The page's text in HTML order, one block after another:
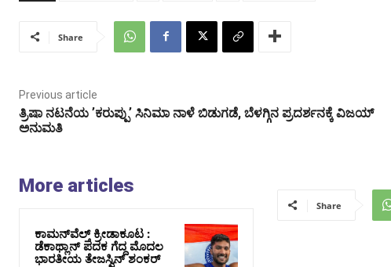
Share
Previous article
ತ್ರಿಷಾ ನಟನೆಯ ʼಕರುಪ್ಪುʼ ಸಿನಿಮಾ ನಾಳೆ ಬಿಡುಗಡೆ, ಬೆಳಗ್ಗಿನ ಪ್ರದರ್ಶನಕ್ಕೆ ವಿಜಯ್‌
ಅನುಮತಿ
More articles
ಕಾಮನ್‌ವೆಲ್ತ್ ಕ್ರೀಡಾಕೂಟ :
ಡೆಕಾಥ್ಲಾನ್ ಪದಕ ಗೆದ್ದ ಮೊದಲ
ಭಾರತೀಯ ತೇಜಸ್ವಿನ್ ಶಂಕರ್
Share